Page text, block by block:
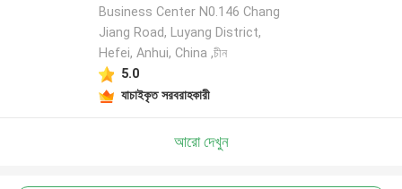
Business Center N0.146 Chang
Jiang Road, Luyang District,
Hefei, Anhui, China ,চীন
5.0
যাচাইকৃত সরবরাহকারী
আরো দেখুন